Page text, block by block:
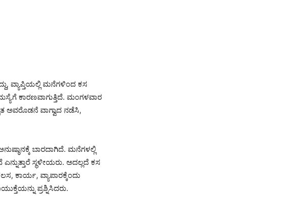
ವ್ಯಾಪ್ತಿಯಲ್ಲಿ ಮನೆಗಳಿಂದ ಕಸ
ಕಾರಣವಾಗುತ್ತಿದೆ. ಮಂಗಳವಾರ
ಅವರೊಡನೆ ವಾಗ್ವಾದ ನಡೆಸಿ,
ಬಾರದಾಗಿದೆ. ಮನೆಗಳಲ್ಲಿ
ಸ್ಥಳೀಯರು. ಅದಲ್ಲದೆ ಕಸ
ಕಾರ್ಯ, ವ್ಯಾಪಾರಕ್ಕೆಂದು
ಪ್ರಶ್ನಿಸಿದರು.